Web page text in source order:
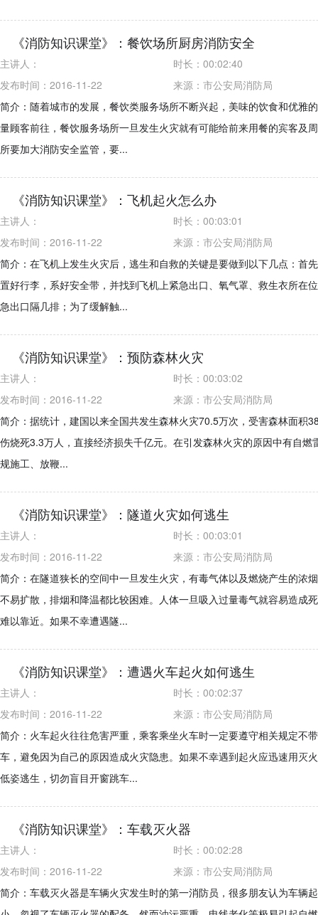
《消防知识课堂》：餐饮场所厨房消防安全
主讲人： 时长： 00:02:40
发布时间：2016-11-22
来源： 市公安局消防局
简介：随着城市的发展，餐饮类服务场所不断兴起，美味的饮食和优雅
量顾客前往，餐饮服务场所一旦发生火灾就有可能给前来用餐的宾客及
所要加大消防安全监管，要...
《消防知识课堂》：飞机起火怎么办
主讲人： 时长： 00:03:01
发布时间：2016-11-22
来源： 市公安局消防局
简介：在飞机上发生火灾后，逃生和自救的关键是要做到以下几点：首
置好行李，系好安全带，并找到飞机上紧急出口、氧气罩、救生衣所在
急出口隔几排；为了缓解触...
《消防知识课堂》：预防森林火灾
主讲人： 时长： 00:03:02
发布时间：2016-11-22
来源： 市公安局消防局
简介：据统计，建国以来全国共发生森林火灾70.5万次，受害森林面积
伤烧死3.3万人，直接经济损失千亿元。在引发森林火灾的原因中有自
规施工、放鞭...
《消防知识课堂》：隧道火灾如何逃生
主讲人： 时长： 00:03:01
发布时间：2016-11-22
来源： 市公安局消防局
简介：在隧道狭长的空间中一旦发生火灾，有毒气体以及燃烧产生的浓
不易扩散，排烟和降温都比较困难。人体一旦吸入过量毒气就容易造成
难以靠近。如果不幸遭遇隧...
《消防知识课堂》：遭遇火车起火如何逃生
主讲人： 时长： 00:02:37
发布时间：2016-11-22
来源： 市公安局消防局
简介：火车起火往往危害严重，乘客乘坐火车时一定要遵守相关规定不
车，避免因为自己的原因造成火灾隐患。如果不幸遇到起火应迅速用灭
低姿逃生，切勿盲目开窗跳车...
《消防知识课堂》：车载灭火器
主讲人： 时长： 00:02:28
发布时间：2016-11-22
来源： 市公安局消防局
简介：车载灭火器是车辆火灾发生时的第一消防员，很多朋友认为车辆